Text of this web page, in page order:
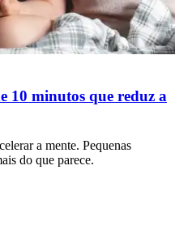
10 minutos que reduz a
a mente. Pequenas
do que parece.